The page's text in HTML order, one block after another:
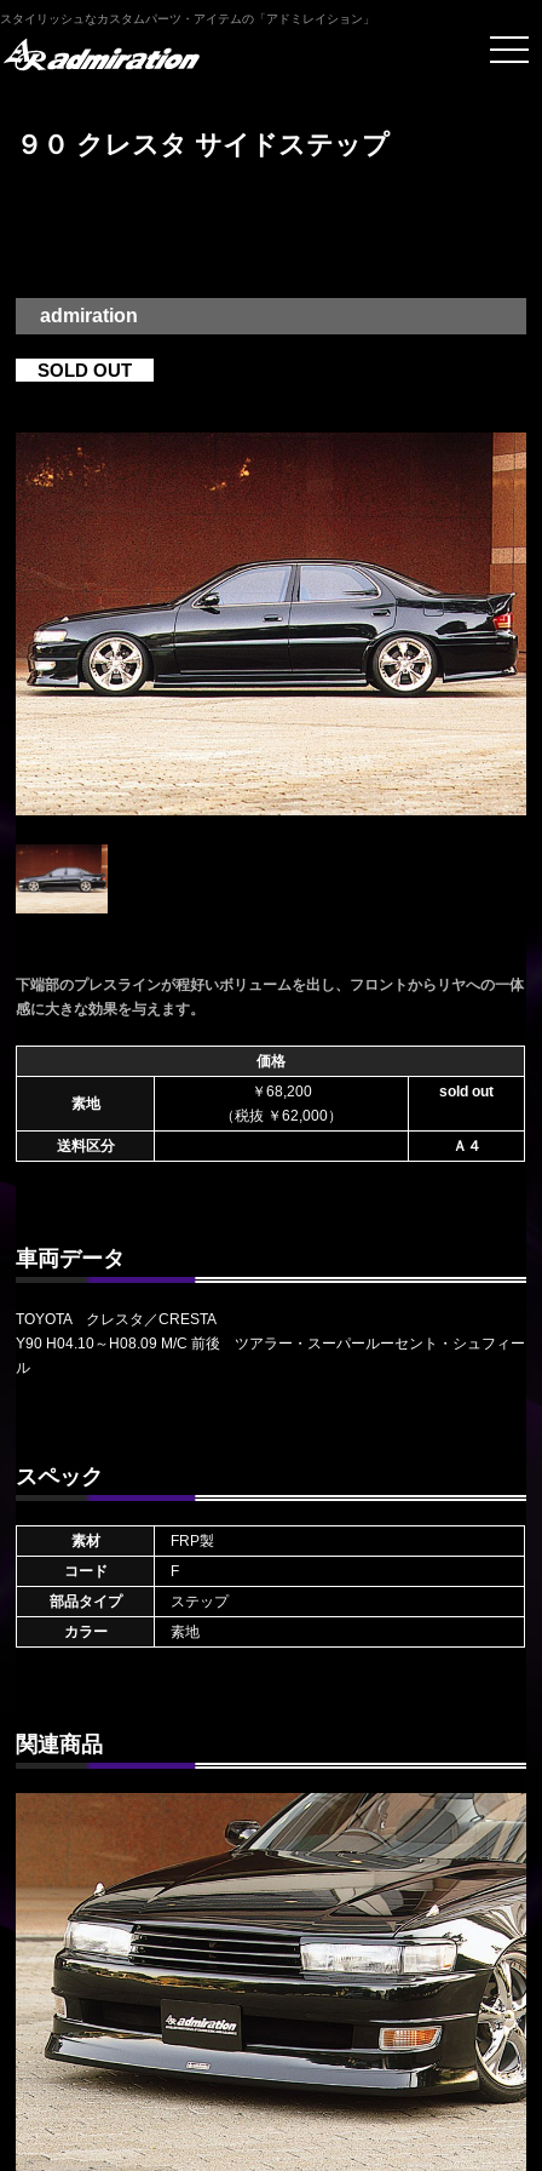
スタイリッシュなカスタムパーツ・アイテムの「アドミレイション」
９０ クレスタ サイドステップ
admiration
SOLD OUT
下端部のプレスラインが程好いボリュームを出し、フロントからリヤへの一体
感に大きな効果を与えます。
価格
素地
￥68,200
（税抜 ￥62,000）
sold out
送料区分 Ａ４
車両データ
TOYOTA クレスタ／CRESTA
Y90 H04.10～H08.09 M/C 前後 ツアラー・スーパールーセント・シュフィー
ル
スペック
素材
FRP製
コード
F
部品タイプ
ステップ
カラー
素地
関連商品